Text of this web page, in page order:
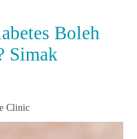
Boleh
Simak
Clinic